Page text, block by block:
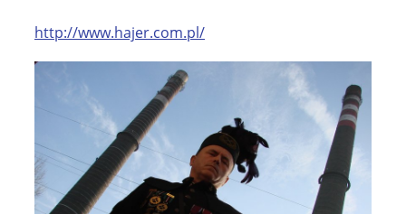
http://www.hajer.com.pl/